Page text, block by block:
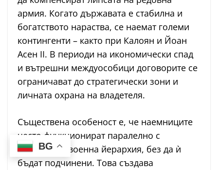
армия. Когато държавата е стабилна и
богатството нараства, се наемат големи
контингенти – както при Калоян и Йоан
Асен II. В периоди на икономически спад
и вътрешни междуособици договорите се
ограничават до стратегически зони и
личната охрана на владетеля.
Съществена особеност е, че наемниците
често функционират паралелно с
болярската военна йерархия, без да ѝ
бъдат подчинени. Това създава
BG